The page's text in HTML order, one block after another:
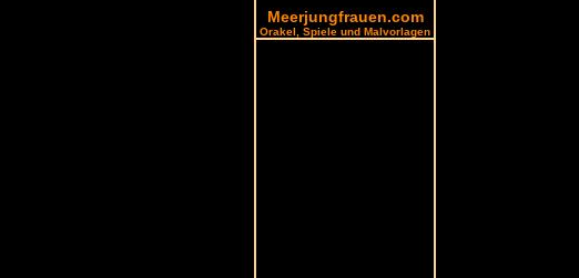
Meerjungfrauen.com
Orakel, Spiele und Malvorlagen